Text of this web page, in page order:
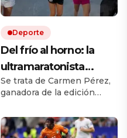
Deporte
Del frío al horno: la
ultramaratonista
española que corrió
bajo 52 grados y lo
comparó con una «air
fryer»
Se trata de Carmen Pérez,
ganadora de la edición
femenino de la prueba.
Cómo es la preparación